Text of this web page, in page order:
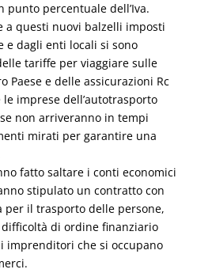
punto percentuale dell’Iva.
a questi nuovi balzelli imposti
e dagli enti locali si sono
tariffe per viaggiare sulle
Paese e delle assicurazioni Rc
imprese dell’autotrasporto
non arriveranno in tempi
mirati per garantire una
fatto saltare i conti economici
stipulato un contratto con
per il trasporto delle persone,
di ordine finanziario
imprenditori che si occupano